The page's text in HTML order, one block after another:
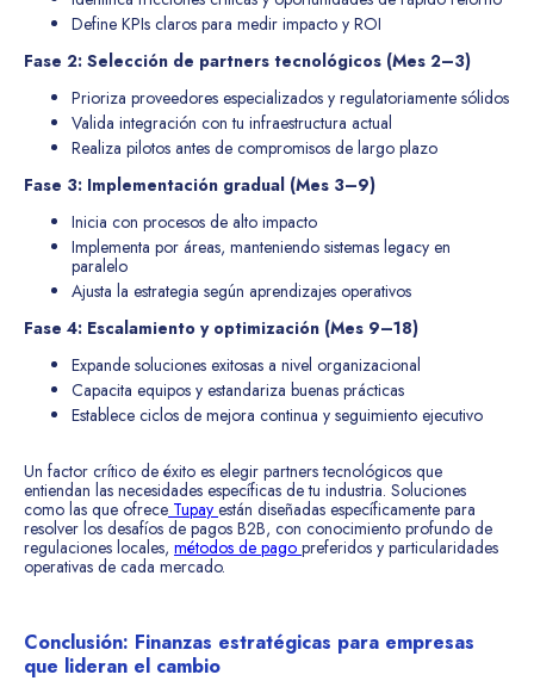
Define KPIs claros para medir impacto y ROI
Fase 2: Selección de partners tecnológicos (Mes 2–3)
Prioriza proveedores especializados y regulatoriamente sólidos
Valida integración con tu infraestructura actual
Realiza pilotos antes de compromisos de largo plazo
Fase 3: Implementación gradual (Mes 3–9)
Inicia con procesos de alto impacto
Implementa por áreas, manteniendo sistemas legacy en
paralelo
Ajusta la estrategia según aprendizajes operativos
Fase 4: Escalamiento y optimización (Mes 9–18)
Expande soluciones exitosas a nivel organizacional
Capacita equipos y estandariza buenas prácticas
Establece ciclos de mejora continua y seguimiento ejecutivo
Un factor crítico de éxito es elegir partners tecnológicos que
entiendan las necesidades específicas de tu industria. Soluciones
como las que ofrece Tupay están diseñadas específicamente para
resolver los desafíos de pagos B2B, con conocimiento profundo de
regulaciones locales, métodos de pago preferidos y particularidades
operativas de cada mercado.
Conclusión: Finanzas estratégicas para empresas
que lideran el cambio